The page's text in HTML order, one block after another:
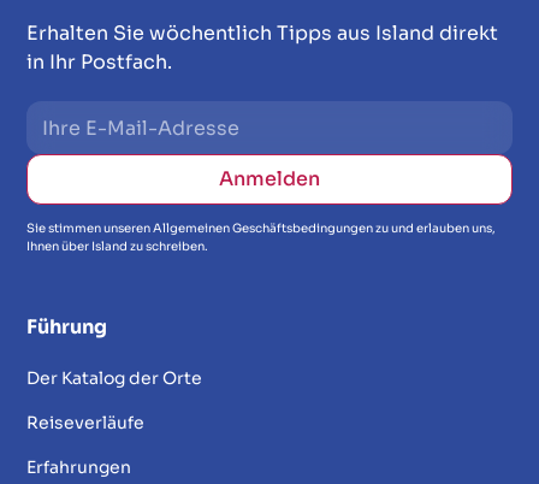
Erhalten Sie wöchentlich Tipps aus Island direkt
in Ihr Postfach.
Sie stimmen unseren Allgemeinen Geschäftsbedingungen zu und erlauben uns,
Ihnen über Island zu schreiben.
Führung
Der Katalog der Orte
Reiseverläufe
Erfahrungen